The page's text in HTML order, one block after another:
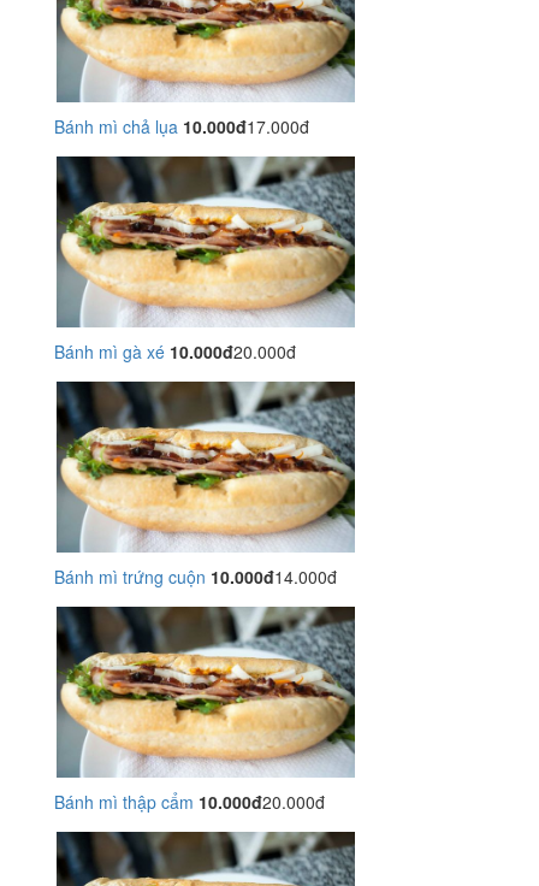
Bánh mì chả lụa 10.000đ17.000đ
Bánh mì gà xé 10.000đ20.000đ
Bánh mì trứng cuộn 10.000đ14.000đ
Bánh mì thập cẩm 10.000đ20.000đ